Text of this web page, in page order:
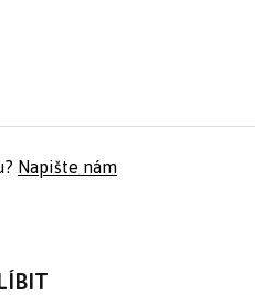
Napište nám